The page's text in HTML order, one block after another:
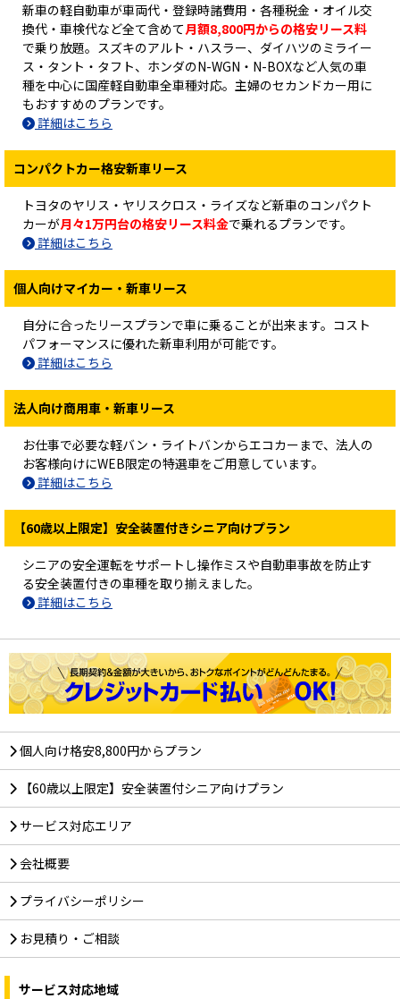
新車の軽自動車が車両代・登録時諸費用・各種税金・オイル交
換代・車検代など全て含めて月額8,800円からの格安リース料
で乗り放題。スズキのアルト・ハスラー、ダイハツのミライー
ス・タント・タフト、ホンダのN-WGN・N-BOXなど人気の車
種を中心に国産軽自動車全車種対応。主婦のセカンドカー用に
もおすすめのプランです。
詳細はこちら
コンパクトカー格安新車リース
トヨタのヤリス・ヤリスクロス・ライズなど新車のコンパクト
カーが月々1万円台の格安リース料金で乗れるプランです。
詳細はこちら
個人向けマイカー・新車リース
自分に合ったリースプランで車に乗ることが出来ます。コスト
パフォーマンスに優れた新車利用が可能です。
詳細はこちら
法人向け商用車・新車リース
お仕事で必要な軽バン・ライトバンからエコカーまで、法人の
お客様向けにWEB限定の特選車をご用意しています。
詳細はこちら
【60歳以上限定】安全装置付きシニア向けプラン
シニアの安全運転をサポートし操作ミスや自動車事故を防止す
る安全装置付きの車種を取り揃えました。
詳細はこちら
個人向け格安8,800円からプラン
【60歳以上限定】安全装置付シニア向けプラン
サービス対応エリア
会社概要
プライバシーポリシー
お見積り・ご相談
サービス対応地域